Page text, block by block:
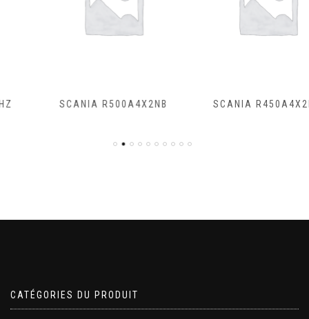
SCANIA R500A4X2NB SCANIA R450A4X2NA
CATÉGORIES DU PRODUIT